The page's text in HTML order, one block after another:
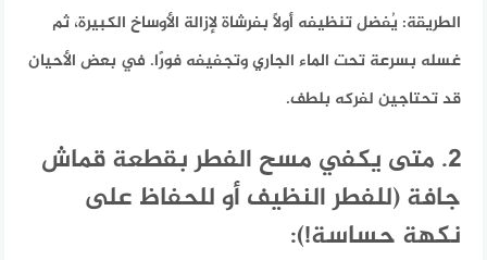
الطريقة: يُفضل تنظيفه أولاً بفرشاة لإزالة الأوساخ الكبيرة، ثم
غسله بسرعة تحت الماء الجاري وتجفيفه فورًا. في بعض الأحيان
قد تحتاجين لفركه بلطف.
2. متى يكفي مسح الفطر بقطعة قماش
جافة (للفطر النظيف أو للحفاظ على
نكهة حساسة!):